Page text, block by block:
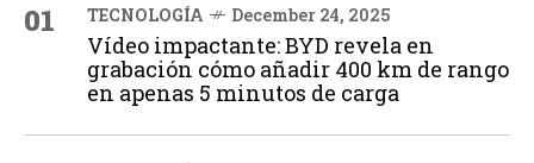
01 TECNOLOGÍA December 24, 2025
Vídeo impactante: BYD revela en
grabación cómo añadir 400 km de rango
en apenas 5 minutos de carga